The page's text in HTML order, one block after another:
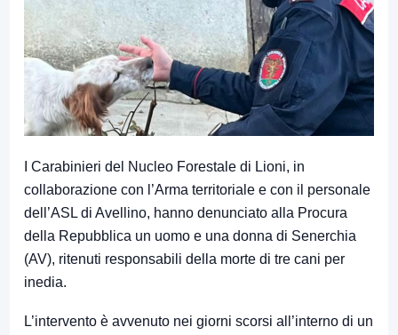
I Carabinieri del Nucleo Forestale di Lioni, in
collaborazione con l’Arma territoriale e con il personale
dell’ASL di Avellino, hanno denunciato alla Procura
della Repubblica un uomo e una donna di Senerchia
(AV), ritenuti responsabili della morte di tre cani per
inedia.
L’intervento è avvenuto nei giorni scorsi all’interno di un